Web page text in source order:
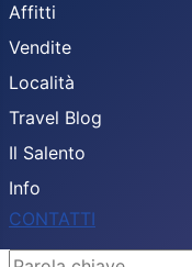
Affitti
Vendite
Località
Travel Blog
Il Salento
Info
CONTATTI